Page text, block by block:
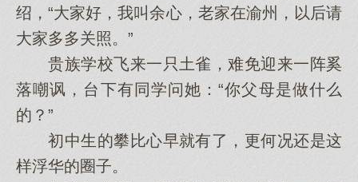
绍，“大家好，我叫余心，老家在渝州，以后请
大家多多关照。”
贵族学校飞来一只土雀，难免迎来一阵奚
落嘲讽，台下有同学问她：“你父母是做什么
的？”
初中生的攀比心早就有了，更何况还是这
样浮华的圈子。